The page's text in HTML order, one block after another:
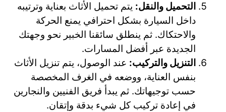
التحميل والنقل: يتم تحميل الأثاث بعناية وترتيبه
داخل السيارة بشكل احترافي يمنع الحركة
والاحتكاك. ثم ينطلق سائقنا الخبير نحو وجهتك
الجديدة عبر أفضل المسارات.
التنزيل والتركيب: عند الوصول، يتم تنزيل الأثاث
بنفس العناية، ووضعه في الغرف المخصصة
حسب توجيهاتك. ثم يبدأ فريق الفنيين والنجارين
في إعادة تركيب كل شيء بدقة وإتقان.